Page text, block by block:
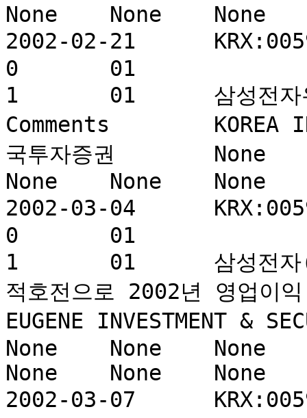
None	None	None	None	None	None
2002-02-21	KRX:005930	삼성전자	0	0
0	01				860182	0
1	01	삼성전자우선주 전화관련 이슈에 대한
Comments	KOREA INVESTMENT & SECURITIES	한
국투자증권	None	None	None	None
None	None	None	None	None
2002-03-04	KRX:005930	삼성전자	0	0
0	01				860034	0
1	01	삼성전자(05930) 반도체부문의 강력한 실
적호전으로 2002년 영업이
EUGENE INVESTMENT & SECURITIES
None	None	None	None	None	None
None	None	None
2002-03-07	KRX:005930	삼성전자	0	0